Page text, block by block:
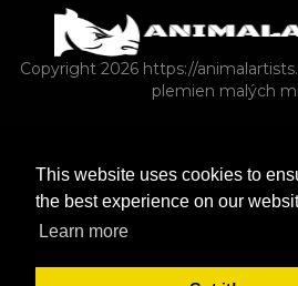
This website uses cookies to
the best experience on our
Learn more
Copyright 2026 https://
plemien malých
HOSPODÁRSKE ZVIERATÁ AKO
SPÝTAŤ SA
VLASTNÍCTVO
FARMA
HLODAVCE ZVER A